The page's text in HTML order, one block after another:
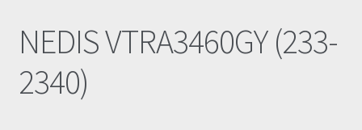
NEDIS VTRA3460GY (233-
2340)